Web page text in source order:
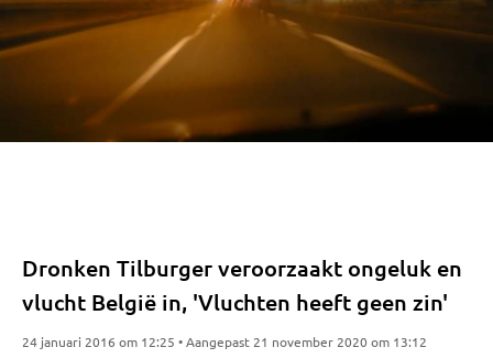
Dronken Tilburger veroorzaakt ongeluk en
vlucht België in, 'Vluchten heeft geen zin'
24 januari 2016 om 12:25 • Aangepast 21 november 2020 om 13:12